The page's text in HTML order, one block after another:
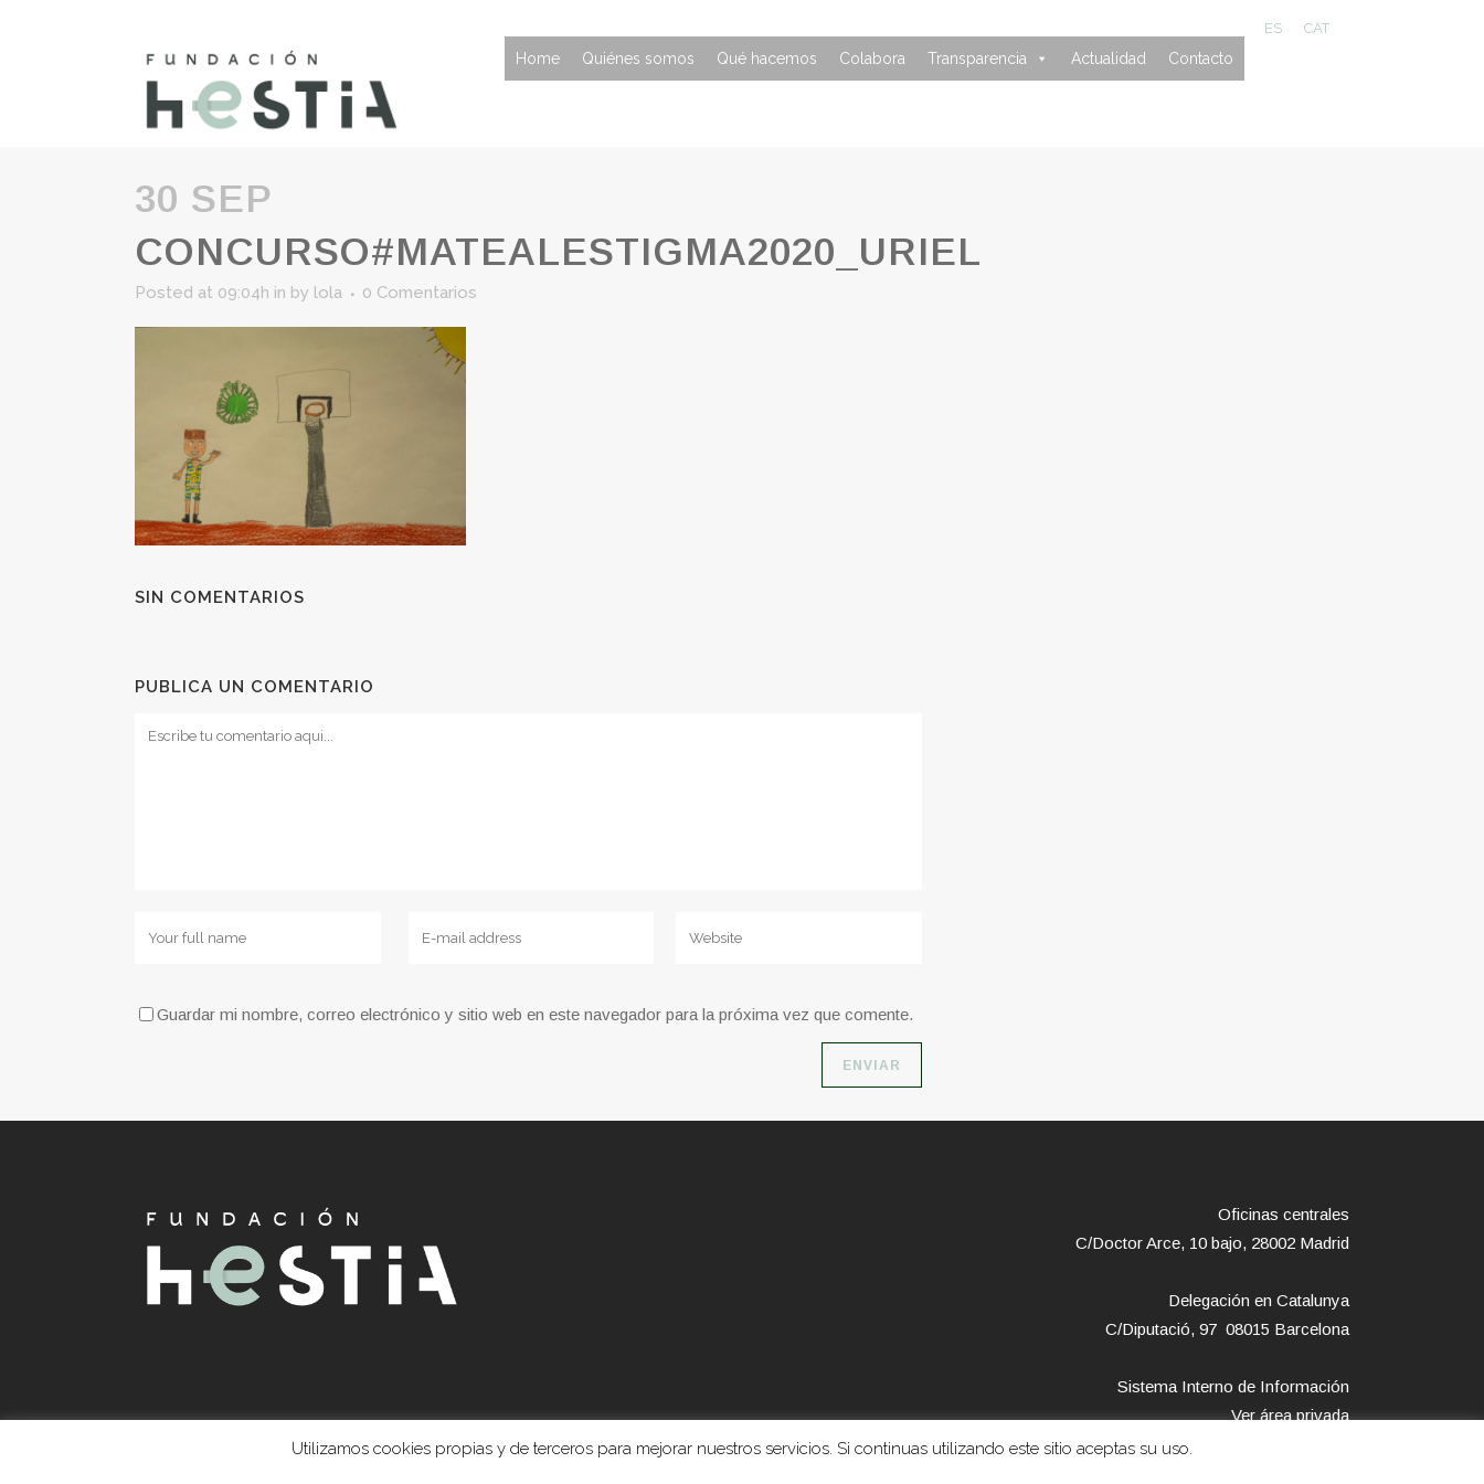
ES CAT
Home Quiénes somos Qué hacemos Colabora Transparencia Actualidad Contacto
30 SEP
CONCURSO#MATEALESTIGMA2020_URIEL
Posted at 09:04h in by lola 0 Comentarios
SIN COMENTARIOS
PUBLICA UN COMENTARIO
Guardar mi nombre, correo electrónico y sitio web en este navegador para la próxima vez que comente.
Oficinas centrales
C/Doctor Arce, 10 bajo, 28002 Madrid
Delegación en Catalunya
C/Diputació, 97 08015 Barcelona
Sistema Interno de Información
Ver área privada
Utilizamos cookies propias y de terceros para mejorar nuestros servicios. Si continuas utilizando este sitio aceptas su uso.